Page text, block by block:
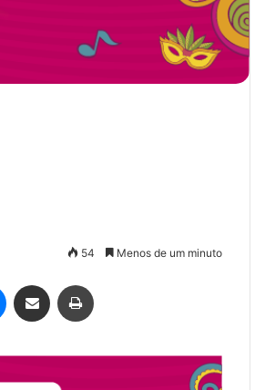
54 Menos de um minuto
Messenger
Compartilhar via e-mail